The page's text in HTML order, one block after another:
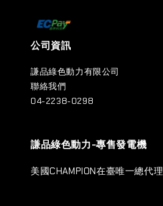
公司資訊
謙品綠色動力有限公司
聯絡我們
04-2238-0298
謙品綠色動力-專售發電機
美國CHAMPION在臺唯一總代理